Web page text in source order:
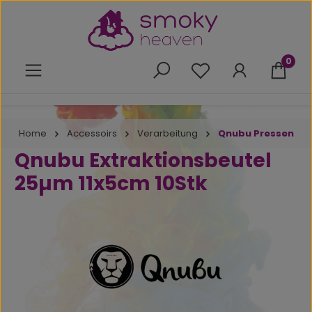
Zum Hauptinhalt springen
Du hast 0 Produkte
0
Home Accessoirs Verarbeitung Qnubu Pressen
Qnubu Extraktionsbeutel
25µm 11x5cm 10Stk